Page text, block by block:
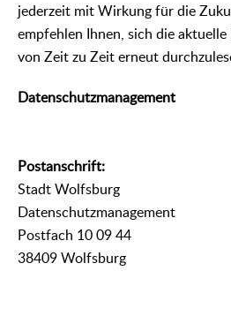
jederzeit mit Wirkung für die
empfehlen Ihnen, sich die
von Zeit zu Zeit erneut
Datenschutzmanagement
Postanschrift:
Stadt Wolfsburg
Datenschutzmanagement
Postfach 10 09 44
38409 Wolfsburg